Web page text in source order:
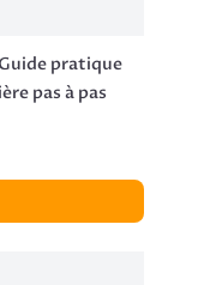
pratique
pas à pas